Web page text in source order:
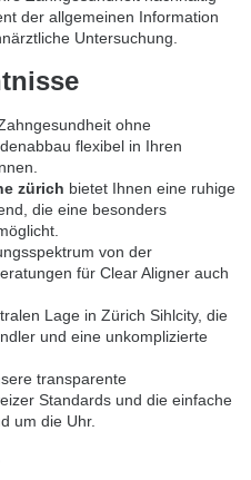
der allgemeinen Information
Untersuchung.
ohne
flexibel in Ihren
zürich bietet Ihnen eine ruhige
die eine besonders
von der
für Clear Aligner auch
Lage in Zürich Sihlcity, die
und eine unkomplizierte
transparente
Standards und die einfache
um die Uhr.